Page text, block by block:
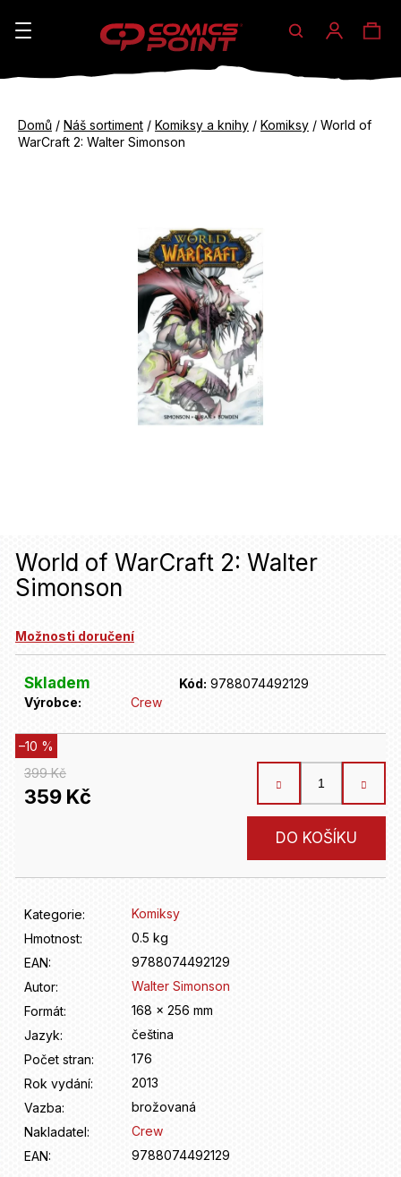
Hledat
Domů / Náš sortiment / Komiksy a knihy / Komiksy / World of
WarCraft 2: Walter Simonson
World of WarCraft 2: Walter
Simonson
Možnosti doručení
Skladem Kód: 9788074492129
Výrobce:
Crew
399 Kč
–10 %
359 Kč
DO KOŠÍKU
Kategorie:
Komiksy
Hmotnost:
0.5 kg
EAN:
9788074492129
Autor:
Walter Simonson
Formát:
168 x 256 mm
Jazyk:
čeština
Počet stran:
176
Rok vydání:
2013
Vazba:
brožovaná
Nakladatel:
Crew
EAN: 9788074492129
K
do
do
n
a
í
?
D
r
č
u
e
e